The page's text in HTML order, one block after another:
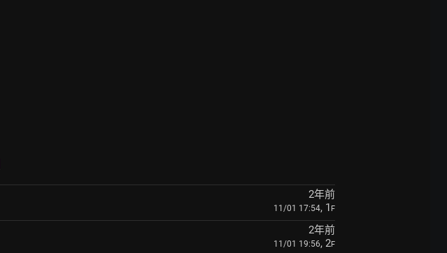
2年前
11/01 17:54, 1 F
2年前
11/01 19:56, 2F